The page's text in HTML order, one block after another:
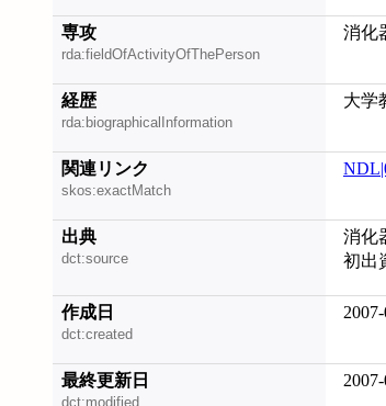
専攻
rda:fieldOfActivityOfThePerson
消化
経歴
rda:biographicalInformation
大学
関連リンク
skos:exactMatch
出典
dct:source
消化
初出
作成日
dct:created
最終更新日
dct:modified